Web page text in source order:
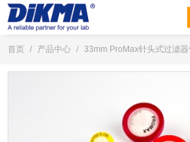
首页 / 产品中心 / 33mm ProMax针头式过滤器